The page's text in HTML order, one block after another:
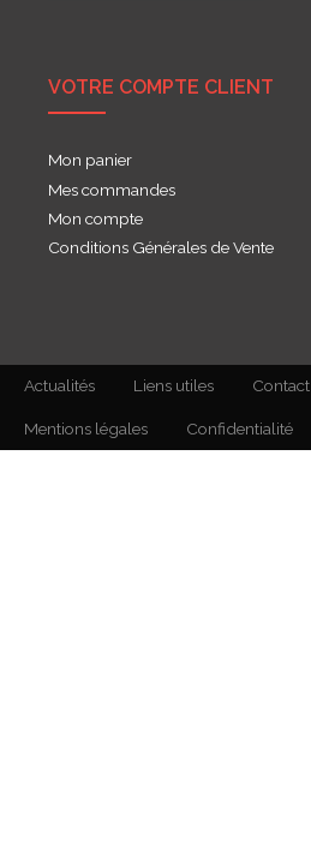
VOTRE COMPTE CLIENT
Mon panier
Mes commandes
Mon compte
Conditions Générales de Vente
Actualités Liens utiles Contact
Mentions légales Confidentialité